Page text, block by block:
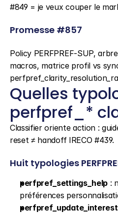
#849 = je veux couper le
Promesse #857
Policy PERFPREF-SUP,
macros, matrice profil vs
Quelles
perfpref_*
Classifier oriente action :
reset ≠ handoff IRECO #439.
Huit typologies
perfpref_settings_help :
préférences